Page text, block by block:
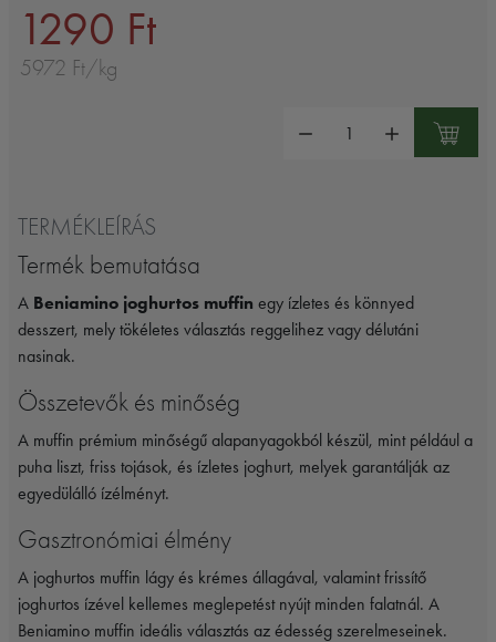
1290 Ft
5972 Ft/kg
TERMÉKLEÍRÁS
Termék bemutatása
A Beniamino joghurtos muffin egy ízletes és könnyed
desszert, mely tökéletes választás reggelihez vagy délutáni
nasinak.
Összetevők és minőség
A muffin prémium minőségű alapanyagokból készül, mint például a
puha liszt, friss tojások, és ízletes joghurt, melyek garantálják az
egyedülálló ízélményt.
Gasztronómiai élmény
A joghurtos muffin lágy és krémes állagával, valamint frissítő
joghurtos ízével kellemes meglepetést nyújt minden falatnál. A
Beniamino muffin ideális választás az édesség szerelmeseinek.